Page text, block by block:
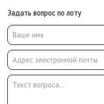
Задать вопрос по лоту